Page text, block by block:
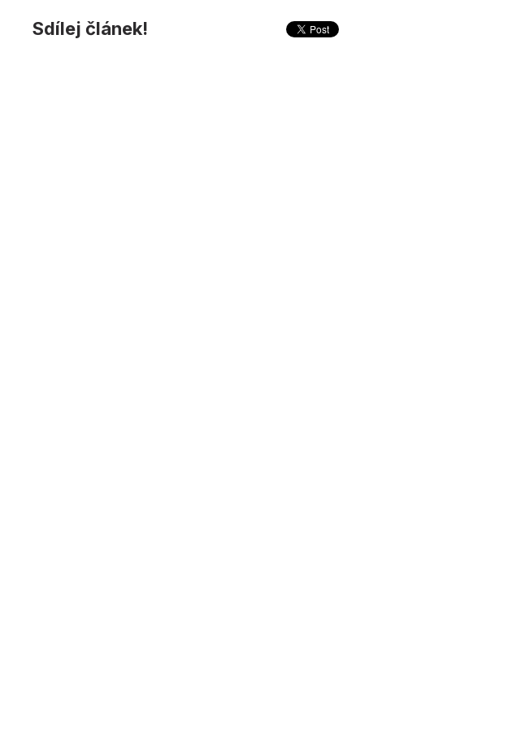
Sdílej článek!